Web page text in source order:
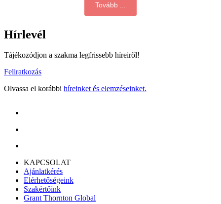
Tovább ...
Hírlevél
Tájékozódjon a szakma legfrissebb híreiről!
Feliratkozás
Olvassa el korábbi híreinket és elemzéseinket.
KAPCSOLAT
Ajánlatkérés
Elérhetőségeink
Szakértőink
Grant Thornton Global